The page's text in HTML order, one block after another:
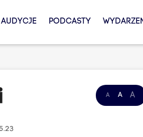
AUDYCJE PODCASTY
A A A